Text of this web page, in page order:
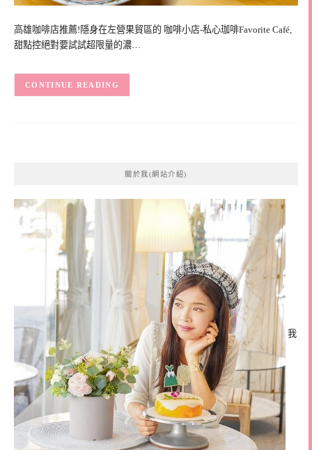
高雄咖啡店推薦!隱身在左營果貿區的 咖啡小店-私心珈啡Favorite Café,
甜點控絕對要試試超限量的濃…
CONTINUE READING
關於我(網站介紹)
我